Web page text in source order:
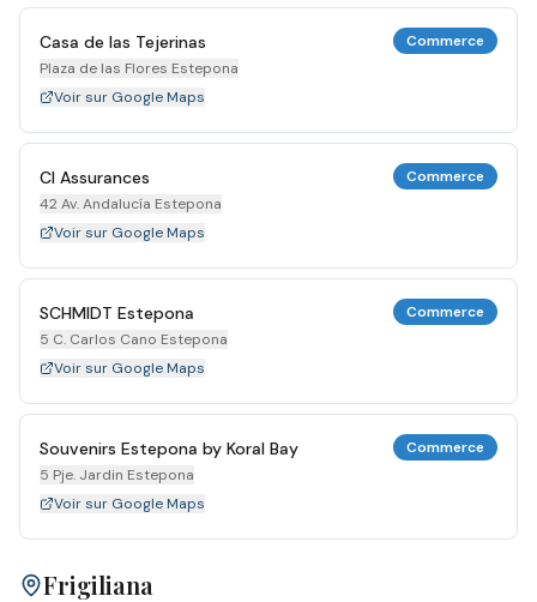
Casa de las Tejerinas
Plaza de las Flores Estepona
Commerce
Voir sur Google Maps
Cl Assurances
42 Av. Andalucía Estepona
Commerce
Voir sur Google Maps
SCHMIDT Estepona
5 C. Carlos Cano Estepona
Commerce
Voir sur Google Maps
Souvenirs Estepona by Koral Bay
5 Pje. Jardin Estepona
Commerce
Voir sur Google Maps
Frigiliana